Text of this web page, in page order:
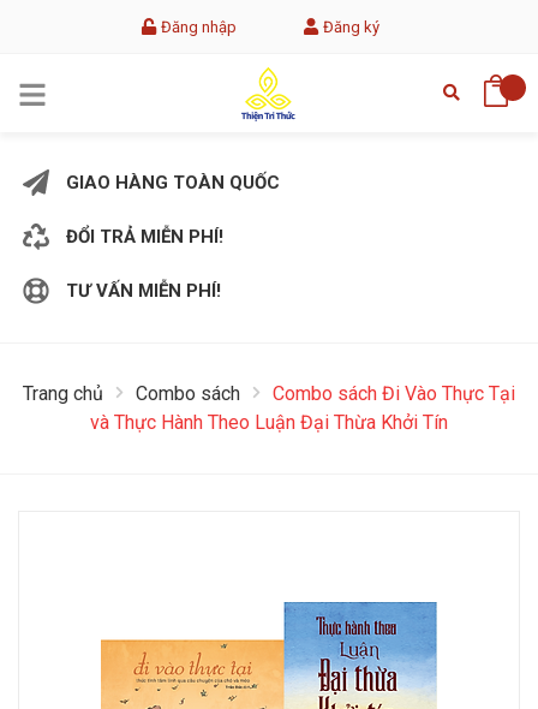
Đăng nhập Đăng ký
GIAO HÀNG TOÀN QUỐC
ĐỔI TRẢ MIỄN PHÍ!
TƯ VẤN MIỄN PHÍ!
Trang chủ Combo sách
Combo sách Đi Vào Thực Tại
và Thực Hành Theo Luận Đại Thừa Khởi Tín